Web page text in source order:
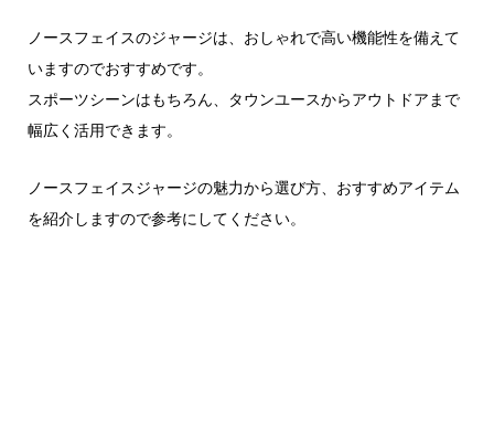
ノースフェイスのジャージは、おしゃれで高い機能性を備えて
いますのでおすすめです。
スポーツシーンはもちろん、タウンユースからアウトドアまで
幅広く活用できます。
ノースフェイスジャージの魅力から選び方、おすすめアイテム
を紹介しますので参考にしてください。